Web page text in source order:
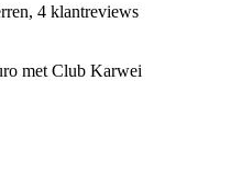
4 klantreviews
met Club Karwei